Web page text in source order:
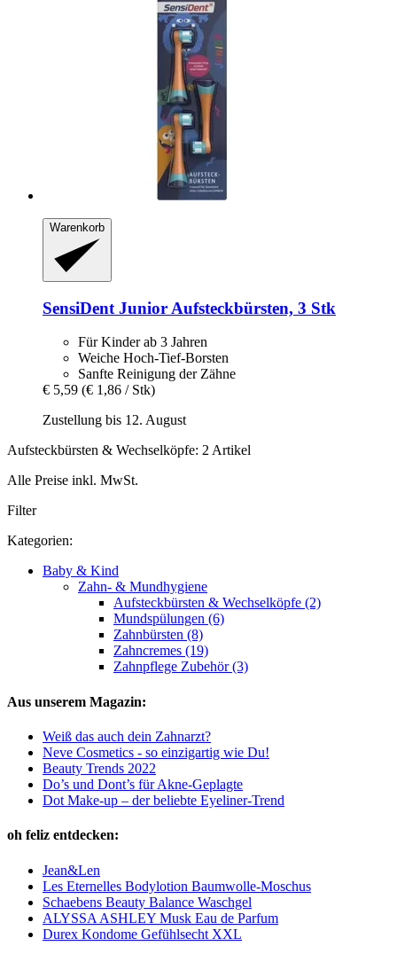
Warenkorb
SensiDent Junior Aufsteckbürsten, 3 Stk
Für Kinder ab 3 Jahren
Weiche Hoch-Tief-Borsten
Sanfte Reinigung der Zähne
€ 5,59 (€ 1,86 / Stk)
Zustellung bis 12. August
Aufsteckbürsten & Wechselköpfe: 2 Artikel
Alle Preise inkl. MwSt.
Filter
Kategorien:
Baby & Kind
Zahn- & Mundhygiene
Aufsteckbürsten & Wechselköpfe (2)
Mundspülungen (6)
Zahnbürsten (8)
Zahncremes (19)
Zahnpflege Zubehör (3)
Aus unserem Magazin:
Weiß das auch dein Zahnarzt?
Neve Cosmetics - so einzigartig wie Du!
Beauty Trends 2022
Do’s und Dont’s für Akne-Geplagte
Dot Make-up – der beliebte Eyeliner-Trend
oh feliz entdecken:
Jean&Len
Les Eternelles Bodylotion Baumwolle-Moschus
Schaebens Beauty Balance Waschgel
ALYSSA ASHLEY Musk Eau de Parfum
Durex Kondome Gefühlsecht XXL